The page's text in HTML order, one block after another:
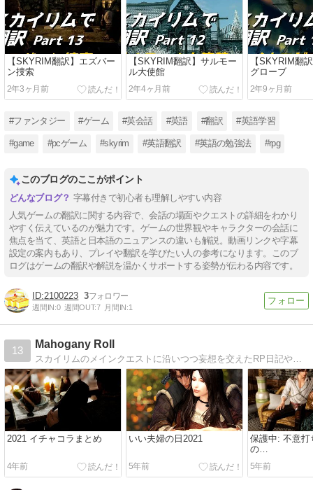
【SKYRIM翻訳】エズバー
ン捜索
2年3ヶ月前
【SKYRIM翻訳】サルモー
ル大使館
2年4ヶ月前
【SKYRIM翻
グローブ
2年9ヶ月前
#ファンタジー #ゲーム #英会話 #英語 #翻訳 #英語学習
#game #pcゲーム #skyrim #英語翻訳 #英語の勉強法 #rpg
このブログのここがポイント
字幕付きで初心者も理解しやすい内容
人気ゲームの翻訳に関する内容で、会話の場面やクエストの詳細をわかり
やすく伝えているのが魅力です。ゲームの世界観やキャラクターの会話に
焦点を当て、英語と日本語のニュアンスの違いも解説。動画リンクや字幕
設定の案内もあり、プレイや翻訳を学びたい人の参考になります。このブ
ログはゲームの翻訳や解説を温かくサポートする姿勢が伝わる内容です。
2100223 3
週間IN:0 週間OUT:7 月間IN:1
13
Mahogany Roll
スカイリムのメインクエストに沿いつつ妄想を交えたRP日記や、MOD制作日記など。
2021 イチャコラまとめ
4年前
いい夫婦の日2021
5年前
保護中: 不意打
の…
5年前